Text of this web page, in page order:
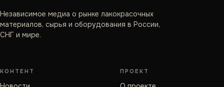
Независимое медиа о рынке лакокрасочных
материалов, сырья и оборудования в России,
СНГ и мире.
КОНТЕНТ ПРОЕКТ